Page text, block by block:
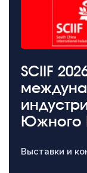
SCIIF
Южного
Выставки и